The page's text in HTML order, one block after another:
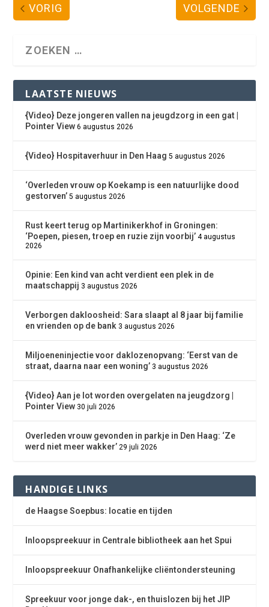
VORIG VOLGENDE
LAATSTE NIEUWS
{Video} Deze jongeren vallen na jeugdzorg in een gat |
Pointer View 6 augustus 2026
{Video} Hospitaverhuur in Den Haag 5 augustus 2026
‘Overleden vrouw op Koekamp is een natuurlijke dood
gestorven’ 5 augustus 2026
Rust keert terug op Martinikerkhof in Groningen:
‘Poepen, piesen, troep en ruzie zijn voorbij’ 4 augustus
2026
Opinie: Een kind van acht verdient een plek in de
maatschappij 3 augustus 2026
Verborgen dakloosheid: Sara slaapt al 8 jaar bij familie
en vrienden op de bank 3 augustus 2026
Miljoeneninjectie voor daklozenopvang: ‘Eerst van de
straat, daarna naar een woning’ 3 augustus 2026
{Video} Aan je lot worden overgelaten na jeugdzorg |
Pointer View 30 juli 2026
Overleden vrouw gevonden in parkje in Den Haag: ‘Ze
werd niet meer wakker’ 29 juli 2026
HANDIGE LINKS
de Haagse Soepbus: locatie en tijden
Inloopspreekuur in Centrale bibliotheek aan het Spui
Inloopspreekuur Onafhankelijke cliëntondersteuning
Spreekuur voor jonge dak-, en thuislozen bij het JIP